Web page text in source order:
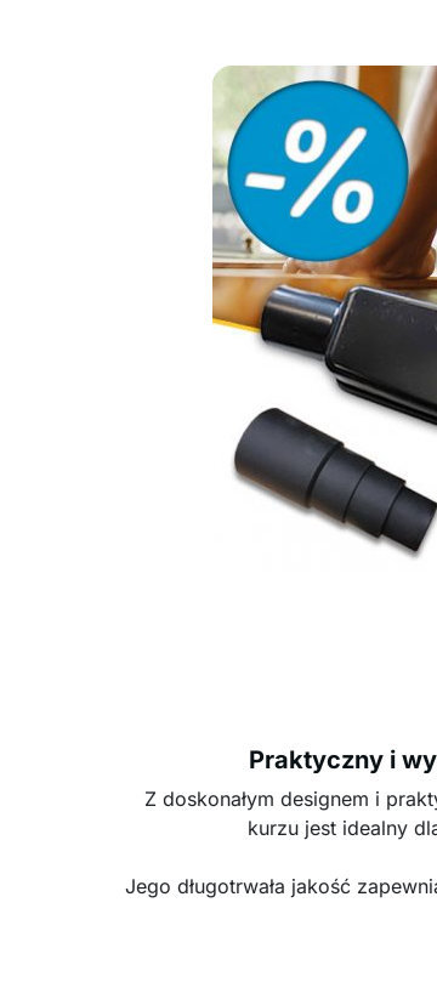
Praktyczny i
Z doskonałym designem i
kurzu jest idealny
Jego długotrwała jakość